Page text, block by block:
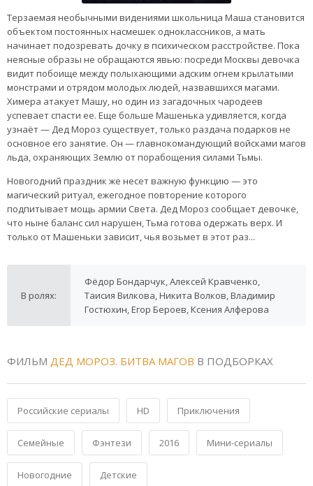
Терзаемая необычными видениями школьница Маша становится
объектом постоянных насмешек одноклассников, а мать
начинает подозревать дочку в психическом расстройстве. Пока
неясные образы не обращаются явью: посреди Москвы девочка
видит побоище между полыхающими адским огнем крылатыми
монстрами и отрядом молодых людей, назвавшихся магами.
Химера атакует Машу, но один из загадочных чародеев
успевает спасти ее. Еще больше Машенька удивляется, когда
узнаёт — Дед Мороз существует, только раздача подарков не
основное его занятие. Он — главнокомандующий войсками магов
льда, охраняющих Землю от порабощения силами Тьмы.
Новогодний праздник же несет важную функцию — это
магический ритуал, ежегодное повторение которого
подпитывает мощь армии Света. Дед Мороз сообщает девочке,
что ныне баланс сил нарушен, Тьма готова одержать верх. И
только от Машеньки зависит, чья возьмет в этот раз...
В ролях:
Фёдор Бондарчук, Алексей Кравченко,
Таисия Вилкова, Никита Волков, Владимир
Гостюхин, Егор Бероев, Ксения Алферова
ФИЛЬМ ДЕД МОРОЗ. БИТВА МАГОВ В ПОДБОРКАХ
Российские сериалы HD Приключения
Семейные Фэнтези 2016 Мини-сериалы
Новогодние Детские